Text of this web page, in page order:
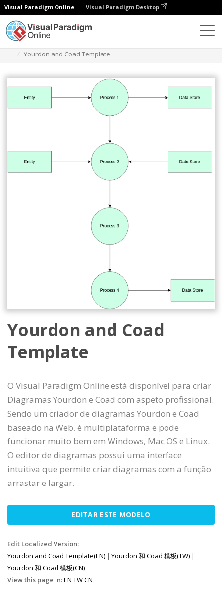
Visual Paradigm Online Visual Paradigm Desktop
Yourdon and Coad Template
Yourdon and Coad
Template
O Visual Paradigm Online está disponível para criar
Diagramas Yourdon e Coad com aspeto profissional.
Sendo um criador de diagramas Yourdon e Coad
baseado na Web, é multiplataforma e pode
funcionar muito bem em Windows, Mac OS e Linux.
O editor de diagramas possui uma interface
intuitiva que permite criar diagramas com a função
arrastar e largar.
EDITAR ESTE MODELO
Edit Localized Version:
Yourdon and Coad Template(EN) | Yourdon 和 Coad 模板(TW) |
Yourdon 和 Coad 模板(CN)
View this page in:EN TWCN